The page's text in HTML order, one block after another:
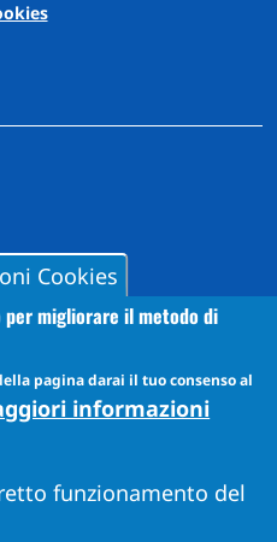
Cookies
migliorare il metodo di
pagina darai il tuo consenso al
informazioni
funzionamento del